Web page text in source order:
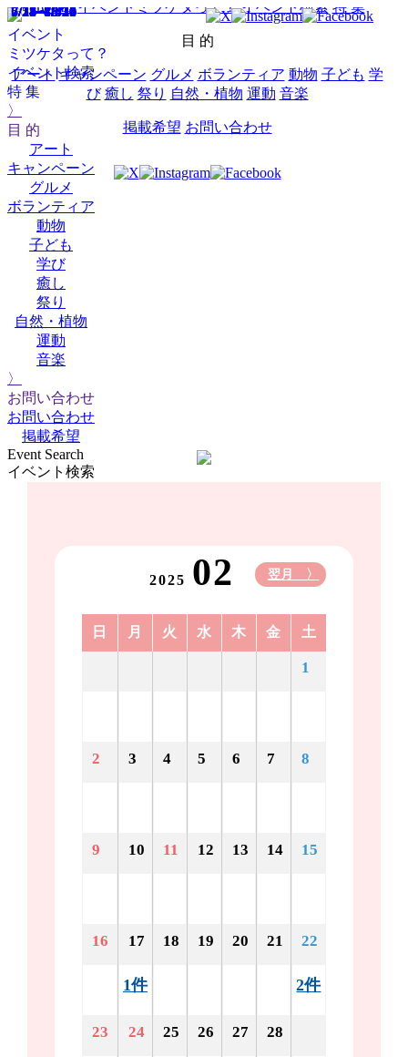
イベント
ミツケタって？
イベント検索
特 集
〉
目 的
アート
キャンペーン
グルメ
ボランティア
動物
子ども
学び
癒し
祭り
自然・植物
運動
音楽
〉
お問い合わせ
お問い合わせ
掲載希望
HOME イベントミツケタって？ イベント検索 特 集
目 的
アート キャンペーン グルメ ボランティア 動物 子ども 学
び 癒し 祭り 自然・植物 運動 音楽
掲載希望 お問い合わせ
Event Search
イベント検索
2025 02 翌月 〉
日 月 火 水 木 金 土
1
2 3 4 5 6 7 8
9 10 11 12 13 14 15
16 17
1件
18 19 20 21 22
2件
23 24 25 26 27 28
5/5～10/25
6/1～8/31
7/1～8/31
7/11～8/16
7/17～8/30
7/18～8/16
7/18～8/30
7/24～8/30
7/25～3/21